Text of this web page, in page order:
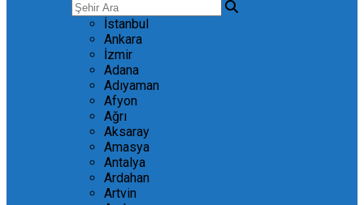
İstanbul
Ankara
İzmir
Adana
Adıyaman
Afyon
Ağrı
Aksaray
Amasya
Antalya
Ardahan
Artvin